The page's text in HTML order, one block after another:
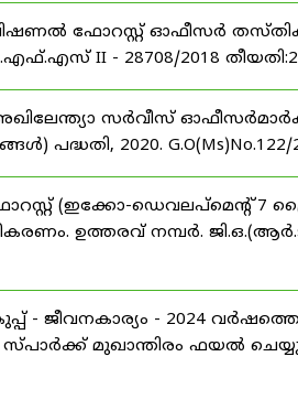
ഫോറസ്റ്റ് ഓഫീസർ
II - 28708/2018
സർവീസ്
2020. G.O(Ms)No.122/
(ഇക്കോ-ഡെവലപ്മെന്റ് 7
ഉത്തരവ് നമ്പർ.
- ജീവനകാര്യം - 2024
മുഖാന്തിരം ഫയൽ